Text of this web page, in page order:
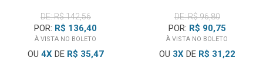
DE: R$ 142,56
POR: R$ 136,40
À VISTA NO BOLETO
OU 4XDE R$ 35,47
DE: R$ 96,80
POR: R$ 90,75
À VISTA NO BOLETO
OU 3XDE R$ 31,22